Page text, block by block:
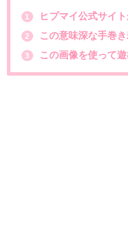
1 ヒプマイ公式サイ
2 この意味深な手巻
3 この画像を使って